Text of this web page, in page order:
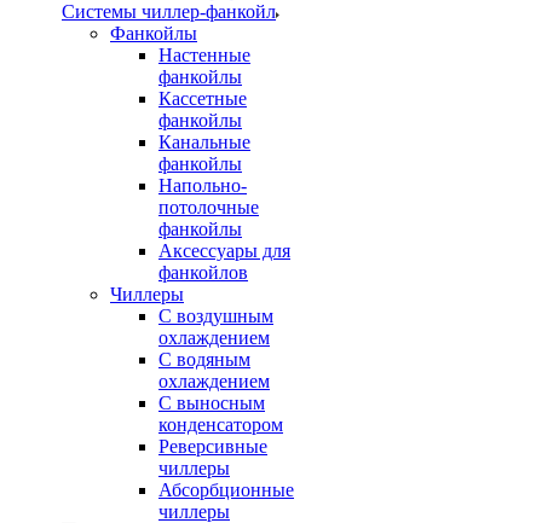
Системы чиллер-фанкойл
Фанкойлы
Настенные
фанкойлы
Кассетные
фанкойлы
Канальные
фанкойлы
Напольно-
потолочные
фанкойлы
Аксессуары для
фанкойлов
Чиллеры
С воздушным
охлаждением
С водяным
охлаждением
С выносным
конденсатором
Реверсивные
чиллеры
Абсорбционные
чиллеры